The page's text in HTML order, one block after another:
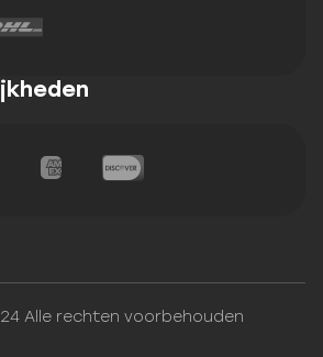
Alle rechten voorbehouden